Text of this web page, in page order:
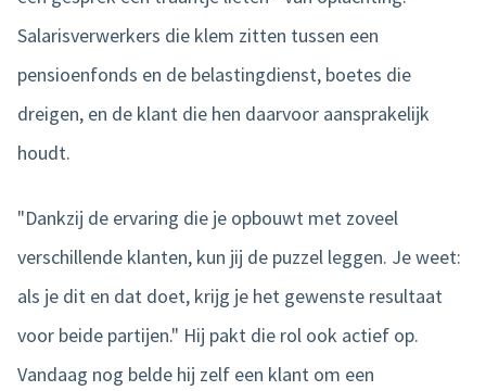
Salarisverwerkers die klem zitten tussen een
pensioenfonds en de belastingdienst, boetes die
dreigen, en de klant die hen daarvoor aansprakelijk
houdt.
"Dankzij de ervaring die je opbouwt met zoveel
verschillende klanten, kun jij de puzzel leggen. Je weet:
als je dit en dat doet, krijg je het gewenste resultaat
voor beide partijen." Hij pakt die rol ook actief op.
Vandaag nog belde hij zelf een klant om een